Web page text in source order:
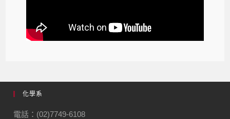
化學系
電話：(02)7749-6108